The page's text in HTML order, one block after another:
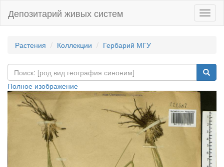
Депозитарий живых систем
Растения Коллекции Гербарий МГУ
Полное изображение